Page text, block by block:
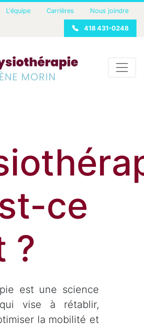
L'équipe Carrières Nous joindre
418 431-0248
ce
?
est une science
vise à rétablir,
la mobilité et